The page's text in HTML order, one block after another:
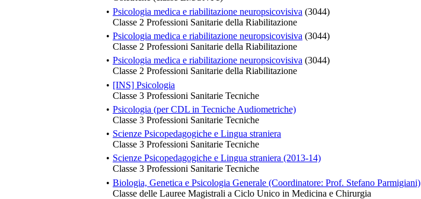
• Psicologia medica e riabilitazione neuropsicovisiva (3044)
Classe 2 Professioni Sanitarie della Riabilitazione
• Psicologia medica e riabilitazione neuropsicovisiva (3044)
Classe 2 Professioni Sanitarie della Riabilitazione
• Psicologia medica e riabilitazione neuropsicovisiva (3044)
Classe 2 Professioni Sanitarie della Riabilitazione
• [INS] Psicologia
Classe 3 Professioni Sanitarie Tecniche
• Psicologia (per CDL in Tecniche Audiometriche)
Classe 3 Professioni Sanitarie Tecniche
• Scienze Psicopedagogiche e Lingua straniera
Classe 3 Professioni Sanitarie Tecniche
• Scienze Psicopedagogiche e Lingua straniera (2013-14)
Classe 3 Professioni Sanitarie Tecniche
• Biologia, Genetica e Psicologia Generale (Coordinatore: Prof. Stefano Parmigiani)
Classe delle Lauree Magistrali a Ciclo Unico in Medicina e Chirurgia